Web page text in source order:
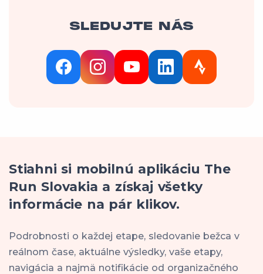
SLEDUJTE NÁS
Stiahni si mobilnú aplikáciu The
Run Slovakia a získaj všetky
informácie na pár klikov.
Podrobnosti o každej etape, sledovanie bežca v
reálnom čase, aktuálne výsledky, vaše etapy,
navigácia a najmä notifikácie od organizačného